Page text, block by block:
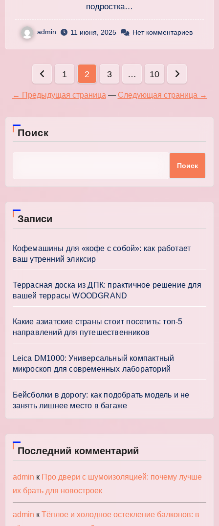
подростка…
admin 11 июня, 2025 Нет комментариев
Пагинация
записей
1 2 3 … 10
← Предыдущая страница — Следующая страница →
Поиск
Поиск
Записи
Кофемашины для «кофе с собой»: как работает
ваш утренний эликсир
Террасная доска из ДПК: практичное решение для
вашей террасы WOODGRAND
Какие азиатские страны стоит посетить: топ-5
направлений для путешественников
Leica DM1000: Универсальный компактный
микроскоп для современных лабораторий
Бейсболки в дорогу: как подобрать модель и не
занять лишнее место в багаже
Последний комментарий
admin к Про двери с шумоизоляцией: почему лучше
их брать для новостроек
admin к Тёплое и холодное остекление балконов: в